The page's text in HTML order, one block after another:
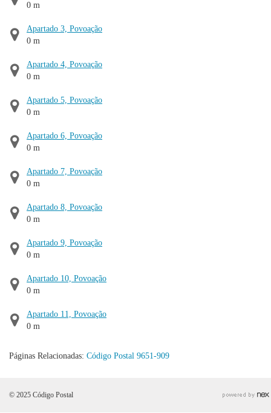
0 m
Apartado 3, Povoação
0 m
Apartado 4, Povoação
0 m
Apartado 5, Povoação
0 m
Apartado 6, Povoação
0 m
Apartado 7, Povoação
0 m
Apartado 8, Povoação
0 m
Apartado 9, Povoação
0 m
Apartado 10, Povoação
0 m
Apartado 11, Povoação
0 m
Páginas Relacionadas: Código Postal 9651-909
© 2025 Código Postal